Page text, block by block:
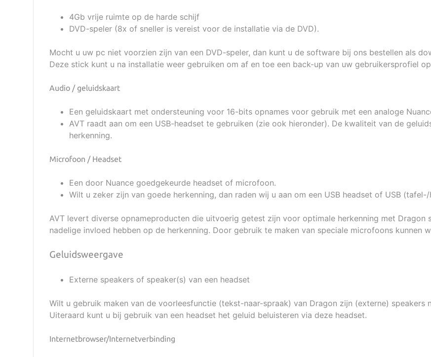
4Gb vrije ruimte op de harde schijf
DVD-speler (8x of sneller is vereist voor de installatie via de DVD).
Mocht u uw pc niet voorzien zijn van een DVD-speler, dan kunt u de software bij ons bestellen als
Deze stick kunt u na installatie weer gebruiken om af en toe een back-up van uw gebruikersprofiel
Audio / geluidskaart
Een geluidskaart met ondersteuning voor 16-bits opnames voor gebruik met een analoge
AVT raadt aan om een USB-headset te gebruiken (zie ook hieronder). De kwaliteit van de
herkenning.
Microfoon / Headset
Een door Nuance goedgekeurde headset of microfoon.
Wilt u zeker zijn van goede herkenning, dan raden wij u aan om een USB headset of USB
AVT levert diverse opnameproducten die uitvoerig getest zijn voor optimale herkenning met Dragon
nadelige invloed hebben op de herkenning. Door gebruik te maken van speciale microfoons kunnen
Geluidsweergave
Externe speakers of speaker(s) van een headset
Wilt u gebruik maken van de voorleesfunctie (tekst-naar-spraak) van Dragon zijn (externe) speakers
Uiteraard kunt u bij gebruik van een headset het geluid beluisteren via deze headset.
Internetbrowser/Internetverbinding